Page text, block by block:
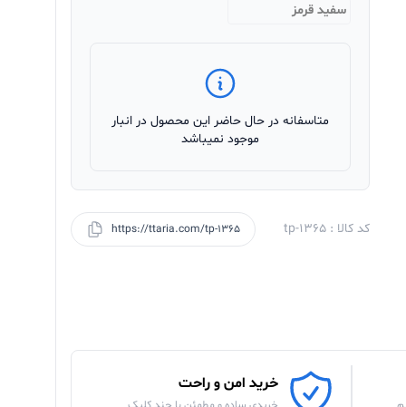
سفید قرمز
متاسفانه در حال حاضر این محصول در انبار
موجود نمیباشد
کد کالا : tp-1365 https://ttaria.com/tp-1365
خرید امن و راحت